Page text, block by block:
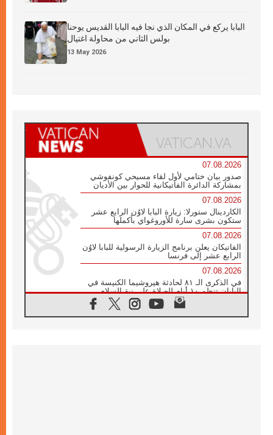
البابا يركع في المكان الذي نجا فيه البابا القديس يوحنا
بولس الثاني من محاولة اغتيال
13 May 2026
07.08.2026
صدور بيان ختامي لأول لقاء مسيحي كونفوشي
بمشاركة الدائرة الفاتيكانية للحوار بين الأديان
07.08.2026
الكاردينال ستورلا: زيارة البابا لاوُن الرابع عشر
ستكون بشرى سارة للأوروغواي بأكملها
07.08.2026
الفاتيكان يعلن برنامج الزيارة الرسولية للبابا لاوُن
الرابع عشر إلى فرنسا
07.08.2026
في الذكرى الـ ٨١ لحادثة هيروشيما الكنيسة في
اليابان تنظم ١٠ أيام للصلاة على نية السلام
الكنيسة في الأوروغواي: زيارة البابا ستعزز